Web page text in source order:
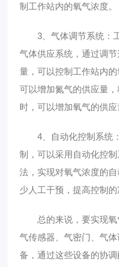
制工作站内的氧气浓度。
3、气体调节系统：工
气体供应系统，通过调
量，可以控制工作站内
可以增加氮气的供应量
时，可以增加氧气的供应
4、自动化控制系统：
制，可以采用自动化控
法，实现对氧气浓度的
少人工干预，提高控制的
总的来说，要实现氧
气传感器、气密门、气
备，通过这些设备的协